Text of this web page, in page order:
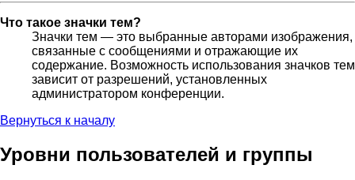
Что такое значки тем?
Значки тем — это выбранные авторами изображения,
связанные с сообщениями и отражающие их
содержание. Возможность использования значков тем
зависит от разрешений, установленных
администратором конференции.
Вернуться к началу
Уровни пользователей и группы